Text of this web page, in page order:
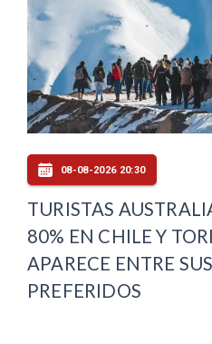
08-08-2026 20:30
TURISTAS
80% EN CHILE Y
APARECE ENTRE
PREFERIDOS